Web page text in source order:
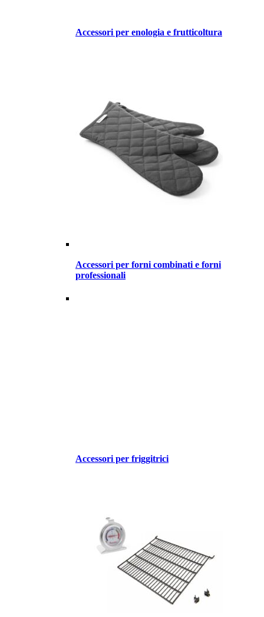
Accessori per enologia e frutticoltura
Accessori per forni combinati e forni
professionali
Accessori per friggitrici